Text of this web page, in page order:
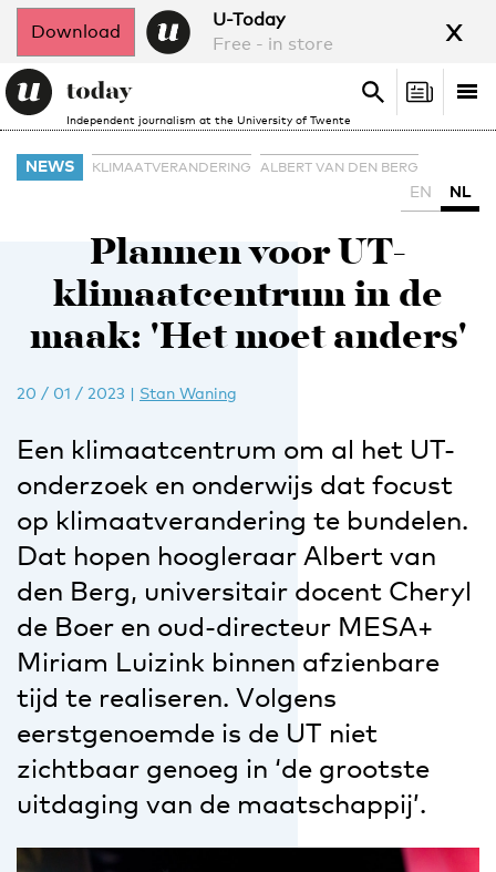
Download
U-Today
Free - in store
x
Independent journalism at the University of Twente
Search
Search
NEWS KLIMAATVERANDERING ALBERT VAN DEN BERG
EN NL
Plannen voor UT-
klimaatcentrum in de
maak: 'Het moet anders'
20 / 01 / 2023 | Stan Waning
Een klimaatcentrum om al het UT-
onderzoek en onderwijs dat focust
op klimaatverandering te bundelen.
Dat hopen hoogleraar Albert van
den Berg, universitair docent Cheryl
de Boer en oud-directeur MESA+
Miriam Luizink binnen afzienbare
tijd te realiseren. Volgens
eerstgenoemde is de UT niet
zichtbaar genoeg in ‘de grootste
uitdaging van de maatschappij’.